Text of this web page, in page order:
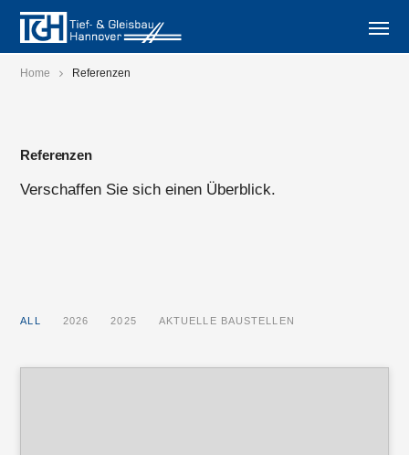
Home Referenzen
Referenzen
Verschaffen Sie sich einen Überblick.
ALL 2026 2025 AKTUELLE BAUSTELLEN